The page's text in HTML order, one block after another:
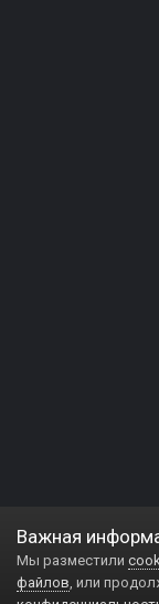
Важная
Мы разместили
файлов, или